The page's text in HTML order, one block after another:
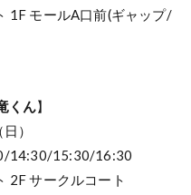
1F モールA口前(ギャップ/
くん】
）
14:30/15:30/16:30
2F サークルコート